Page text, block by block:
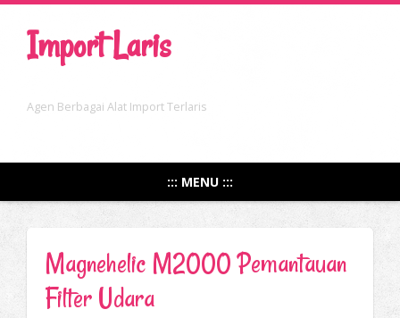
Import Laris
Agen Berbagai Alat Import Terlaris
::: MENU :::
Magnehelic M2000 Pemantauan
Filter Udara